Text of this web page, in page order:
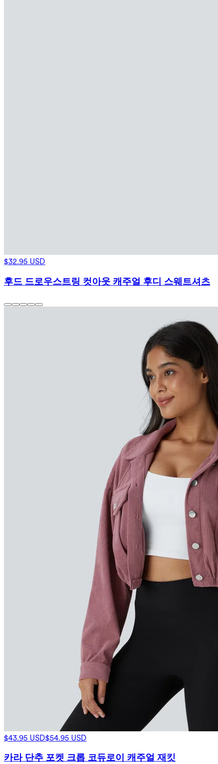
$32.95 USD
후드 드로우스트링 컷아웃 캐주얼 후디 스웨트셔츠
$43.95 USD$54.95 USD
카라 단추 포켓 크롭 코듀로이 캐주얼 재킷